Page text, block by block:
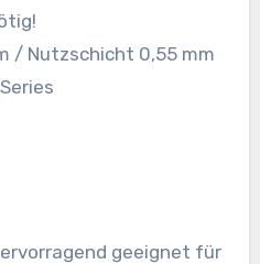
/ Nutzschicht 0,55 mm
geeignet für